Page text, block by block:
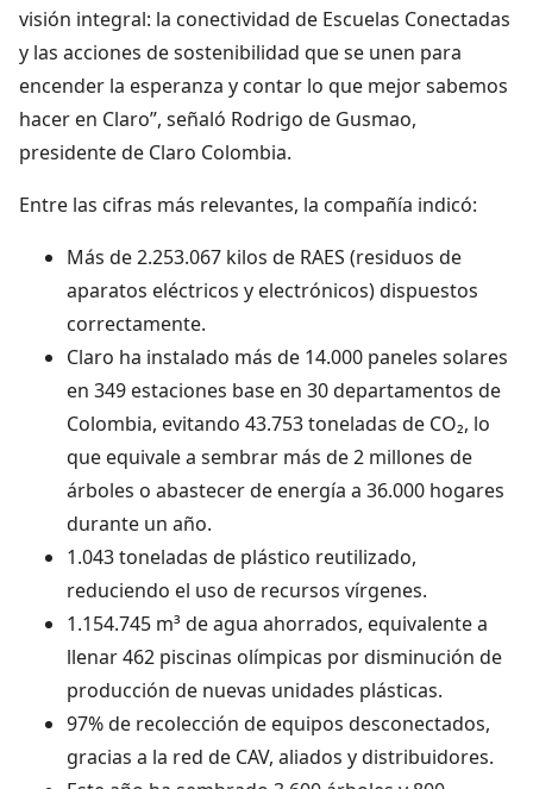
visión integral: la conectividad de Escuelas Conectadas
y las acciones de sostenibilidad que se unen para
encender la esperanza y contar lo que mejor sabemos
hacer en Claro”, señaló Rodrigo de Gusmao,
presidente de Claro Colombia.
Entre las cifras más relevantes, la compañía indicó:
Más de 2.253.067 kilos de RAES (residuos de
aparatos eléctricos y electrónicos) dispuestos
correctamente.
Claro ha instalado más de 14.000 paneles solares
en 349 estaciones base en 30 departamentos de
Colombia, evitando 43.753 toneladas de CO₂, lo
que equivale a sembrar más de 2 millones de
árboles o abastecer de energía a 36.000 hogares
durante un año.
1.043 toneladas de plástico reutilizado,
reduciendo el uso de recursos vírgenes.
1.154.745 m³ de agua ahorrados, equivalente a
llenar 462 piscinas olímpicas por disminución de
producción de nuevas unidades plásticas.
97% de recolección de equipos desconectados,
gracias a la red de CAV, aliados y distribuidores.